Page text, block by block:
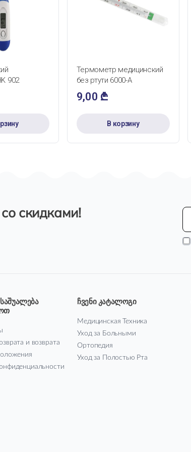
ПРОСМОТР
902
Термометр медицинский
без ртути 6000-А
9,00 ₾
В корзину
скидками!
и возврата
ჩვენი კატალოგი
Медицинская Техника
Уход за Больными
Ортопедия
Уход за Полостью Рта